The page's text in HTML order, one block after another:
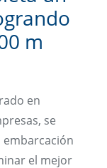
m
en
se
el mejor